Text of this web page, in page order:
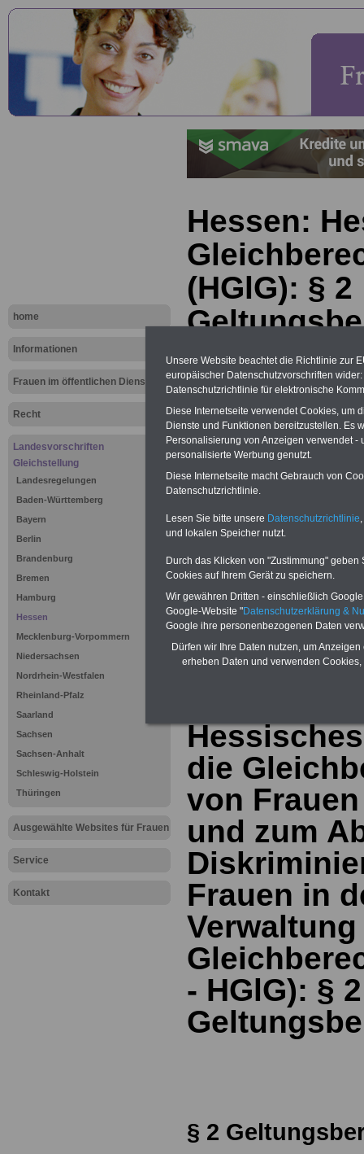
home
Informationen
Frauen im öffentlichen Dienst
Recht
Landesvorschriften
Gleichstellung
Landesregelungen
Baden-Württemberg
Bayern
Berlin
Brandenburg
Bremen
Hamburg
Hessen
Mecklenburg-Vorpommern
Niedersachsen
Nordrhein-Westfalen
Rheinland-Pfalz
Saarland
Sachsen
Sachsen-Anhalt
Schleswig-Holstein
Thüringen
Ausgewählte Websites für Frauen
Service
Kontakt
Hessen:
(HGlG): § 2
>>>zurück
die
von
und zum
Frauen in
- HGlG): § 2
§ 2
Unsere Website beachtet die Richtlinie zur
europäischer Datenschutzvorschriften
Datenschutzrichtlinie für elektronische
Diese Internetseite verwendet Cookies, um
Dienste und Funktionen bereitzustellen. Es
Personalisierung von Anzeigen verwendet
personalisierte Werbung genutzt.
Diese Internetseite macht Gebrauch von
Datenschutzrichtlinie.
Lesen Sie bitte unsere Datenschutzrichtlinie
und lokalen Speicher nutzt.
Durch das Klicken von "Zustimmung"
Cookies auf Ihrem Gerät zu speichern.
Wir gewähren Dritten - einschließlich
Google-Website "Datenschutzerklärung &
Google ihre personenbezogenen Daten
Dürfen wir Ihre Daten nutzen, um
erheben Daten und verwenden